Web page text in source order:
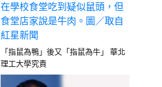
「指鼠為鴨」後又「指鼠為牛」 華北
理工大學究責